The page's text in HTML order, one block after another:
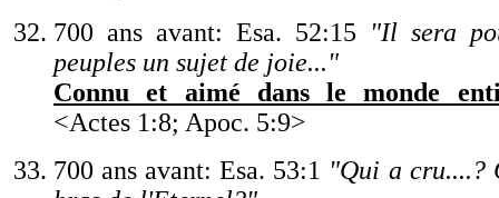
700 ans avant: Esa. 52:15
"Il sera
peuples un sujet de joie..."
Connu et aimé dans le monde
<Actes 1:8; Apoc. 5:9>
700 ans avant: Esa. 53:1 "Qui a cru....?